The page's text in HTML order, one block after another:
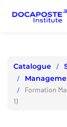
Catalogue
Formation
1)